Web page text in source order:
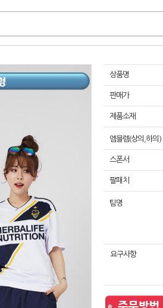
상품명
판매가
제품소재
엠블렘(상의,하의)
스폰서
팔패치
팀명
요구사항